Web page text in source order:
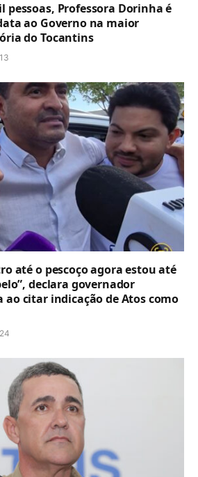
pessoas, Professora Dorinha é
ao Governo na maior
do Tocantins
até o pescoço agora estou até
declara governador
ao citar indicação de Atos como